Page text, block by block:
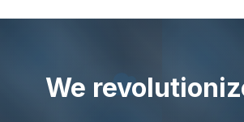
We